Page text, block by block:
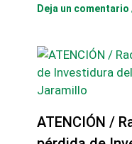
Deja un comentario
ATENCIÓN /